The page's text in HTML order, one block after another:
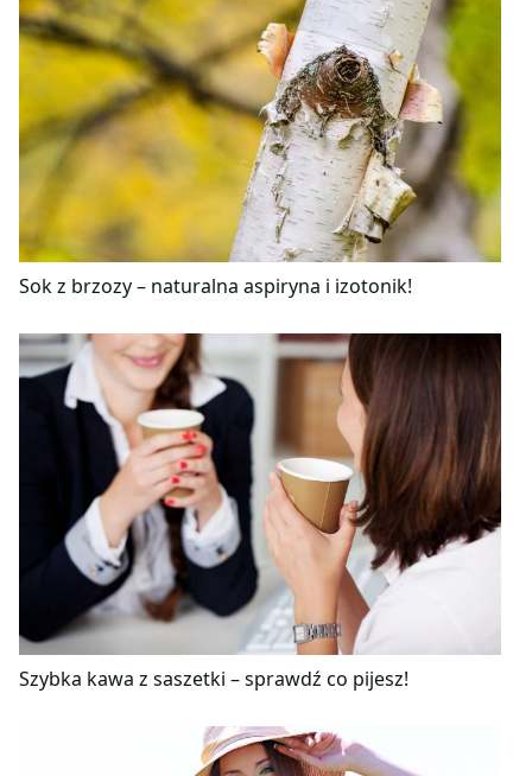
Sok z brzozy – naturalna aspiryna i izotonik!
Szybka kawa z saszetki – sprawdź co pijesz!